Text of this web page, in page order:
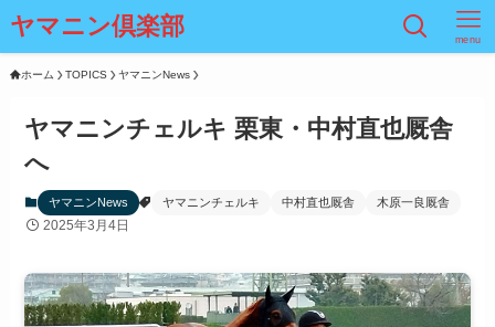
ヤマニン倶楽部 menu
ホーム TOPICS ヤマニンNews
ヤマニンチェルキ 栗東・中村直也厩舎
へ
ヤマニンNews ヤマニンチェルキ 中村直也厩舎 木原一良厩舎
2025年3月4日